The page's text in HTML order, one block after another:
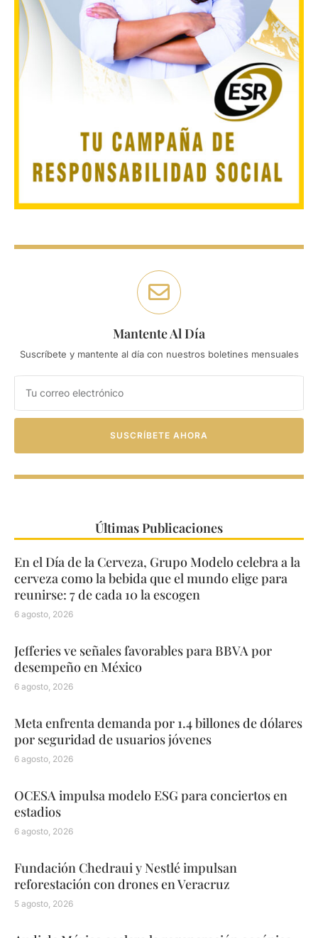
Mantente Al Día
Suscríbete y mantente al día con nuestros boletines mensuales
SUSCRÍBETE AHORA
Últimas Publicaciones
En el Día de la Cerveza, Grupo Modelo celebra a la
cerveza como la bebida que el mundo elige para
reunirse: 7 de cada 10 la escogen
6 agosto, 2026
Jefferies ve señales favorables para BBVA por
desempeño en México
6 agosto, 2026
Meta enfrenta demanda por 1.4 billones de dólares
por seguridad de usuarios jóvenes
6 agosto, 2026
OCESA impulsa modelo ESG para conciertos en
estadios
6 agosto, 2026
Fundación Chedraui y Nestlé impulsan
reforestación con drones en Veracruz
5 agosto, 2026